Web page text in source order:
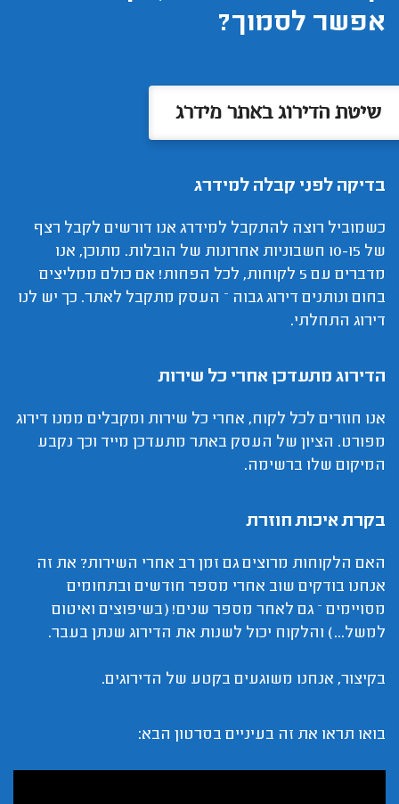
אפשר לסמוך?
שיטת הדירוג באתר מידרג
בדיקה לפני קבלה למידרג
כשמוביל רוצה להתקבל למידרג אנו דורשים לקבל רצף
של 10-15 חשבוניות אחרונות של הובלות. מתוכן, אנו
מדברים עם 5 לקוחות, לכל הפחות! אם כולם ממליצים
בחום ונותנים דירוג גבוה – העסק מתקבל לאתר. כך יש לנו
דירוג התחלתי.
הדירוג מתעדכן אחרי כל שירות
אנו חוזרים לכל לקוח, אחרי כל שירות ומקבלים ממנו דירוג
מפורט. הציון של העסק באתר מתעדכן מייד וכך נקבע
המיקום שלו ברשימה.
בקרת איכות חוזרת
האם הלקוחות מרוצים גם זמן רב אחרי השירות? את זה
אנחנו בודקים שוב אחרי מספר חודשים ובתחומים
מסויימים – גם לאחר מספר שנים! (בשיפוצים ואיטום
למשל...) והלקוח יכול לשנות את הדירוג שנתן בעבר.
בקיצור, אנחנו משוגעים בקטע של הדירוגים.
בואו תראו את זה בעיניים בסרטון הבא: